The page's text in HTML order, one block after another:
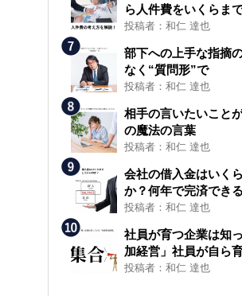
ら人件費をいくらま
投稿者：和仁 達也
部下への上手な指摘
なく“質問形”で
投稿者：和仁 達也
相手の言いたいこと
の魔法の言葉
投稿者：和仁 達也
会社の借入金はいく
か？何年で完済でき
投稿者：和仁 達也
社員が育つ企業は知
加経営」社員が自ら
投稿者：和仁 達也